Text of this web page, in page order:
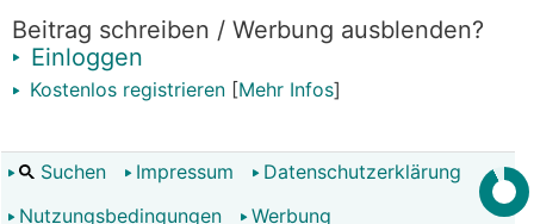
Beitrag schreiben / Werbung ausblenden?
Einloggen
Kostenlos registrieren [Mehr Infos]
Suchen Impressum
Datenschutzerklärung
Nutzungsbedingungen
Werbung